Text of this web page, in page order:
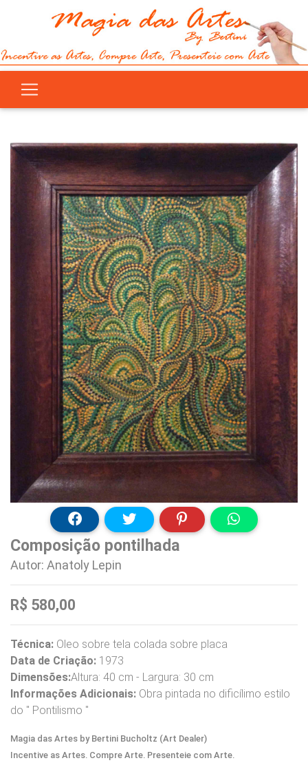
Composição pontilhada
Autor: Anatoly Lepin
R$ 580,00
Técnica: Oleo sobre tela colada sobre placa
Data de Criação: 1973
Dimensões:Altura: 40 cm - Largura: 30 cm
Informações Adicionais: Obra pintada no dificílimo estilo
do " Pontilismo "
Magia das Artes by Bertini Bucholtz (Art Dealer)
Incentive as Artes. Compre Arte. Presenteie com Arte.